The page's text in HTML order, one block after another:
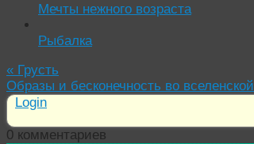
Мечты нежного возраста
Рыбалка
« Грусть
Образы и бесконечность во
Login
0 комментариев